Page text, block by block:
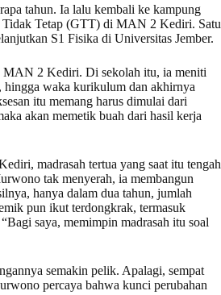
tahun. Ia lalu kembali ke kampung
Tidak Tetap (GTT) di MAN 2 Kediri. Satu
S1 Fisika di Universitas Jember.
MAN 2 Kediri. Di sekolah itu, ia meniti
hingga waka kurikulum dan akhirnya
itu memang harus dimulai dari
akan memetik buah dari hasil kerja
madrasah tertua yang saat itu tengah
tak menyerah, ia membangun
hanya dalam dua tahun, jumlah
pun ikut terdongkrak, termasuk
saya, memimpin madrasah itu soal
semakin pelik. Apalagi, sempat
percaya bahwa kunci perubahan